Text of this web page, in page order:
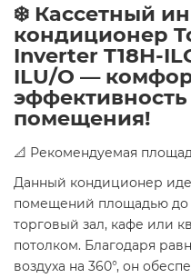
❄️ Кассетный
кондиционер
Inverter T18H-
ILU/O —
помещения!
📐 Рекомендуемая
Данный кондиционер
помещений площадью до
торговый зал, кафе или
потолком. Благодаря
воздуха на 360°, он